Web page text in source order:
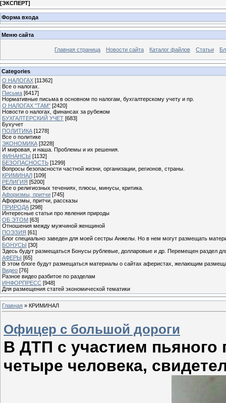
[ЭКСПЕРТ]
Форма входа
Меню сайта
Главная страница Новости сайта Каталог файлов Статьи
Categories
О НАЛОГАХ [11362]
Все о налогах.
Письма [6417]
Нормативные письма в основном по налогам, бухгалтерскому учету и пр.
О НАЛОГАХ "ТАМ" [2420]
Новости о налогах, финансах за рубежом
БУХГАЛТЕРСКИЙ УЧЕТ [683]
Бухучет
ПОЛИТИКА [1278]
Все о политике
ЭКОНОМИКА [3228]
И мировая, и наша. Проблемы и их решения.
ФИНАНСЫ [1132]
БЕЗОПАСНОСТЬ [1299]
Вопросы безопасности частной жизни, организации, регионов, страны.
КРИМИНАЛ [109]
РЕЛИГИЯ [5200]
Все о религиозных течениях, плюсы, минусы, критика.
Афоризмы, притчи [745]
Афоризмы, притчи, рассказы
ПРИРОДА [298]
Интересные статьи про явления природы
ОБ ЭТОМ [63]
Отношения между мужчиной женщиной
ПОЭЗИЯ [61]
Блог специально заведен для моей сестры Анжелы. Но в нем могут размещать
БОНУСЫ [30]
Здесь будут размещаться Бонусы рублевые, долларовые и др. Перемещен раздел
АФЕРЫ [65]
В этом блоге будут размещаться материалы о сайтах аферистах, желающим
Видео [76]
Разное видео разбитое по разделам
ИНФОРПРЕСС [948]
Для размещения статей экономической тематики
Главная » КРИМИНАЛ
Офицер с большой дороги
В ДТП с участием
четыре человека,